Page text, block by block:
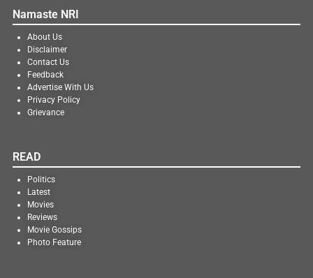
Namaste NRI
About Us
Disclaimer
Contact Us
Feedback
Advertise With Us
Privacy Policy
Grievance
READ
Politics
Latest
Movies
Reviews
Movie Gossips
Photo Feature